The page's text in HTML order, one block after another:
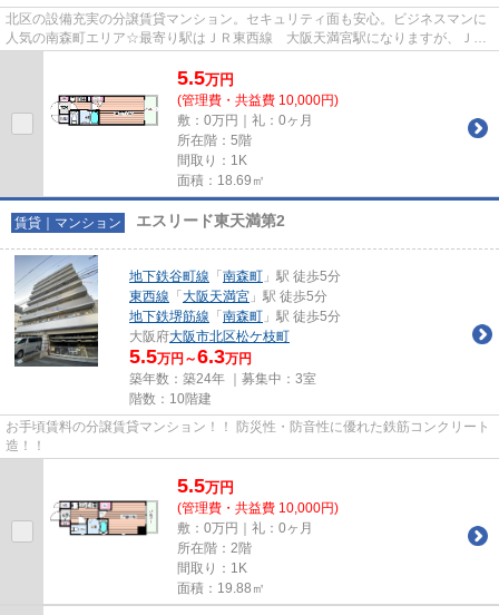
北区の設備充実の分譲賃貸マンション。セキュリティ面も安心。ビジネスマンに
人気の南森町エリア☆最寄り駅はＪＲ東西線 大阪天満宮駅になりますが、ＪＲ
5.5万円
(管理費・共益費 10,000円)
敷：0万円｜礼：0ヶ月
所在階：5階
間取り：1K
面積：18.69㎡
賃貸｜マンション エスリード東天満第2
地下鉄谷町線 「 南森町 」駅 徒歩5分
東西線 「 大阪天満宮 」駅 徒歩5分
地下鉄堺筋線 「 南森町 」駅 徒歩5分
大阪府大阪市北区松ケ枝町
5.5万円～6.3万円
築年数：築24年 ｜募集中： 3室
階数：10階建
お手頃賃料の分譲賃貸マンション！！ 防災性・防音性に優れた鉄筋コンクリート
造！！
5.5万円
(管理費・共益費 10,000円)
敷：0万円｜礼：0ヶ月
所在階：2階
間取り：1K
面積：19.88㎡